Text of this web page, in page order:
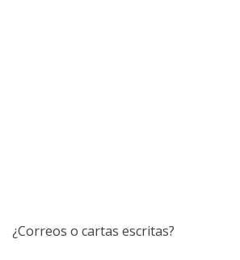
¿Correos o cartas escritas?